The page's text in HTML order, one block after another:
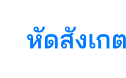
หัดสังเก